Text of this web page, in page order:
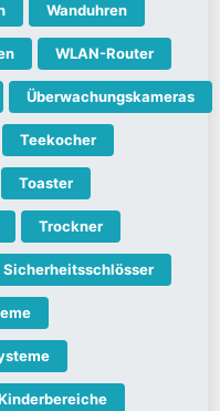
Wanduhren
WLAN-Router
Überwachungskameras
Teekocher
Toaster
Trockner
Sicherheitsschlösser